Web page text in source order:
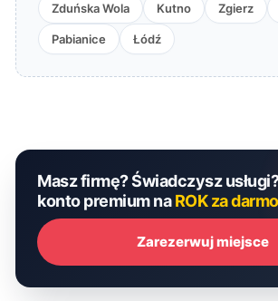
Zduńska Wola Kutno Zgierz
Pabianice Łódź
Masz firmę? Świadczysz
konto premium naROK za darmo
Zarezerwuj miejsce